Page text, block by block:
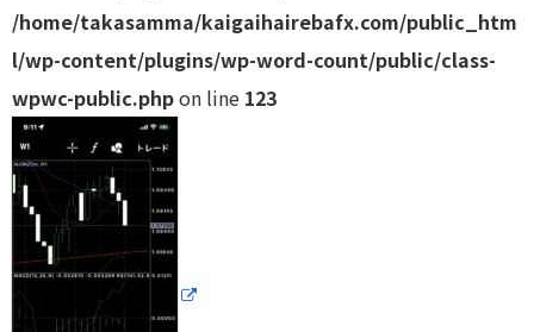
/home/takasamma/kaigaihairebafx.com/public_htm
l/wp-content/plugins/wp-word-count/public/class-
wpwc-public.phpon line 123